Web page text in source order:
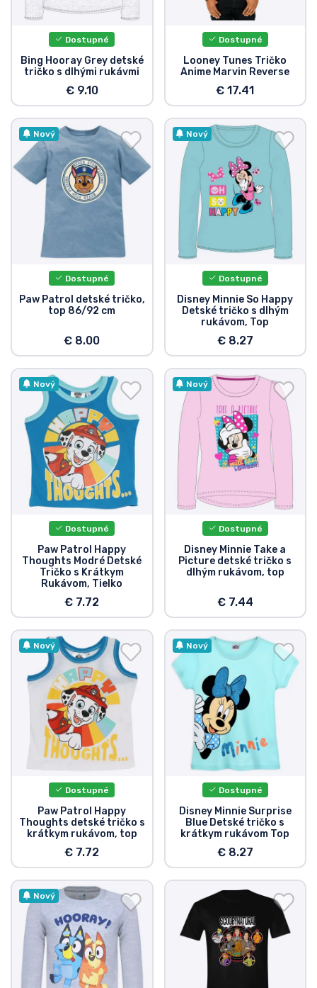
Dostupné
Bing Hooray Grey detské
tričko s dlhými rukávmi
€ 9.10
Dostupné
Looney Tunes Tričko
Anime Marvin Reverse
€ 17.41
Nový
Dostupné
Paw Patrol detské tričko,
top 86/92 cm
€ 8.00
Nový
Dostupné
Disney Minnie So Happy
Detské tričko s dlhým
rukávom, Top
€ 8.27
Nový
Dostupné
Paw Patrol Happy
Thoughts Modré Detské
Tričko s Krátkym
Rukávom, Tielko
€ 7.72
Nový
Dostupné
Disney Minnie Take a
Picture detské tričko s
dlhým rukávom, top
€ 7.44
Nový
Dostupné
Paw Patrol Happy
Thoughts detské tričko s
krátkym rukávom, top
€ 7.72
Nový
Dostupné
Disney Minnie Surprise
Blue Detské tričko s
krátkym rukávom Top
€ 8.27
Nový